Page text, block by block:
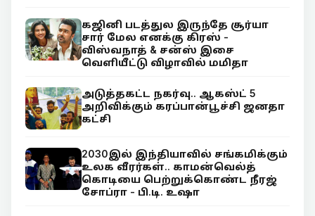
கஜினி படத்துல இருந்தே சூர்யா
சார் மேல எனக்கு கிரஸ் -
விஸ்வநாத் & சன்ஸ் இசை
வெளியீட்டு விழாவில் மமிதா
அடுத்தகட்ட நகர்வு.. ஆகஸ்ட் 5
அறிவிக்கும் கரப்பான்பூச்சி ஜனதா
கட்சி
2030இல் இந்தியாவில் சங்கமிக்கும்
உலக வீரர்கள்.. காமன்வெல்த்
கொடியை பெற்றுக்கொண்ட நீரஜ்
சோப்ரா - பி.டி. உஷா